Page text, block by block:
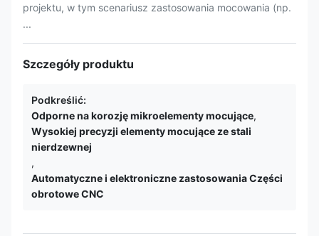
projektu, w tym scenariusz zastosowania mocowania (np.
...
Szczegóły produktu
Podkreślić:
Odporne na korozję mikroelementy mocujące,
Wysokiej precyzji elementy mocujące ze stali
nierdzewnej
,
Automatyczne i elektroniczne zastosowania Części
obrotowe CNC